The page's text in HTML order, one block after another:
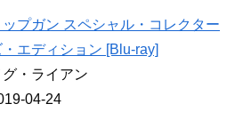
ップガン スペシャル・コレクター
・エディション [Blu-ray]
グ・ライアン
04-24